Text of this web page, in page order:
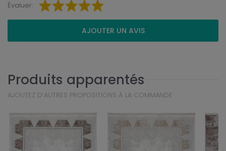
Évaluer:
AJOUTER UN AVIS
Produits apparentés
AJOUTEZ D’AUTRES PROPOSITIONS À LA COMMANDE